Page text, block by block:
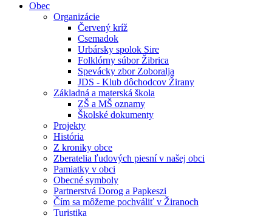
Obec
Organizácie
Červený kríž
Csemadok
Urbársky spolok Sire
Folklórny súbor Žibrica
Spevácky zbor Zoboralja
JDS - Klub dôchodcov Žirany
Základná a materská škola
ZŠ a MŠ oznamy
Školské dokumenty
Projekty
História
Z kroniky obce
Zberatelia ľudových piesní v našej obci
Pamiatky v obci
Obecné symboly
Partnerstvá Dorog a Papkeszi
Čím sa môžeme pochváliť v Žiranoch
Turistika